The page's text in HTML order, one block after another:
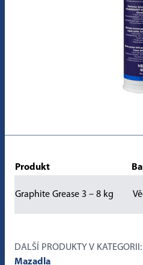
Produkt
Graphite Grease 3 – 8 kg
DALŠÍ PRODUKTY V KATEGORII:
Mazadla